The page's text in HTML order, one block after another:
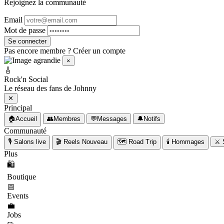
Rejoignez la communauté
Email
Mot de passe
Se connecter
Pas encore membre ? Créer un compte
×
🎸
Rock'n Social
Le réseau des fans de Johnny
✕
Principal
🏠Accueil 👥Membres 💬 Messages 🔔 Notifs
Communauté
🎙️ Salons live 🎬 Reels Nouveau 🗺️ Road Trip 🕯️ Hommages ⚔️
Plus
🛍️
Boutique
📅
Events
💼
Jobs